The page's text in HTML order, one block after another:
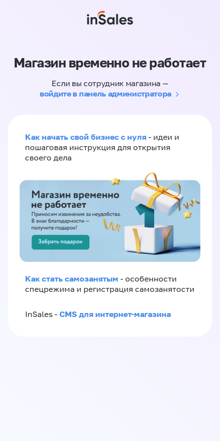
Магазин временно не работает
Если вы сотрудник магазина —
войдите в панель администратора
Как начать свой бизнес с нуля - идеи и
пошаговая инструкция для открытия
своего дела
Как стать самозанятым - особенности
спецрежима и регистрация самозанятости
InSales - CMS для интернет-магазина